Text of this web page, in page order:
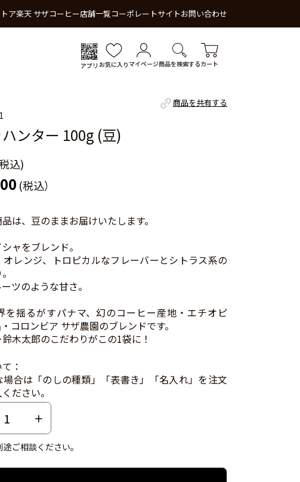
ア楽天 サザコーヒー店舗一覧コーポレートサイトお問い合わせ
アプリ お気に入り マイページ商品を検索するカート
商品を共有する
ンター 100g (豆)
込)
(税込）
は、豆のままお届けいたします。
ャをブレンド。
オレンジ、トロピカルなフレーバーとシトラス系の
ツのような甘さ。
を揺るがすパナマ、幻のコーヒー産地・エチオピ
コロンビア サザ農園のブレンドです。
木太郎のこだわりがこの1袋に！
：
場合は「のしの種類」「表書き」「名入れ」を注文
ださい。
ご相談ください。